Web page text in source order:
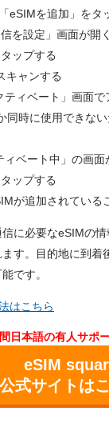
eSIMを追加」をタ
信を設定」画面が開
ップする
キャンする
ティベート」画面
同時に使用できな
ィベート中」の画
ップする
が追加されている
に必要なeSIMの情
す。目的地に到着
です。
はこちら
日本語の有人サポ
eSIM
公式サイトは